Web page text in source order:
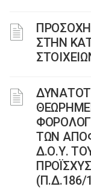
ΠΡΟΣΟΧΗ
ΣΤΗΝ
ΤΩΝ
Δ.Ο.Υ.
(Π.Δ.186/